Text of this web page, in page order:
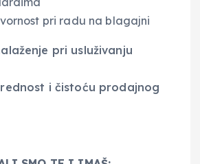
pri radu na blagajni
pri usluživanju
i čistoću prodajnog